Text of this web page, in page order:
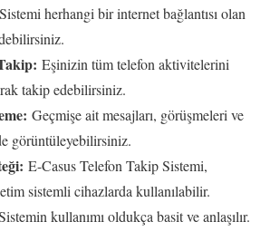
Sistemi herhangi bir internet bağlantısı olan
Eşinizin tüm telefon aktivitelerini
takip edebilirsiniz.
Geçmişe ait mesajları, görüşmeleri ve
görüntüleyebilirsiniz.
E-Casus Telefon Takip Sistemi,
sistemli cihazlarda kullanılabilir.
kullanımı oldukça basit ve anlaşılır.